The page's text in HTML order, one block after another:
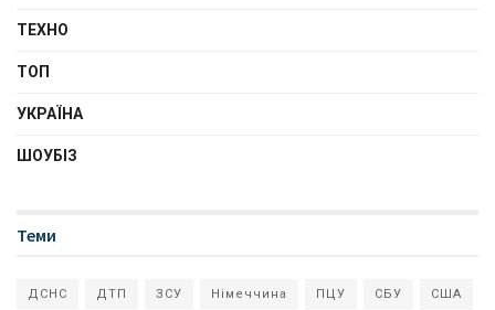
ТЕХНО
ТОП
УКРАЇНА
ШОУБІЗ
Теми
ДСНС ДТП ЗСУ Німеччина ПЦУ СБУ США